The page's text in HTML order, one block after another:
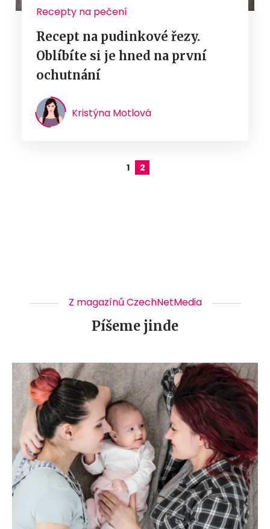
Recepty na pečení
Recept na pudinkové řezy.
Oblíbíte si je hned na první
ochutnání
Kristýna Motlová
1 2
Z magazínů CzechNetMedia
Píšeme jinde